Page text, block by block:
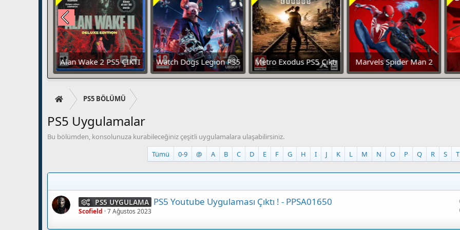
Alan Wake 2 PS5 ÇIKTI
Watch Dogs Legion PS5
ÇIKTI
Metro Exodus PS5 Çıktı
Marvels Spider Man 2
Deluxe Edition İndir
PS5 BÖLÜMÜ
PS5 Uygulamalar
Bu bölümden, konsolunuza kurabileceğiniz çeşitli uygulamalara ulaşabilirsiniz.
Tümü
0-9 @ A B C D E F G H I J K L M N O P Q R S T
PS5 UYGULAMA PS5 Youtube Uygulaması Çıktı ! - PPSA01650
Scofield 7 Ağustos 2023